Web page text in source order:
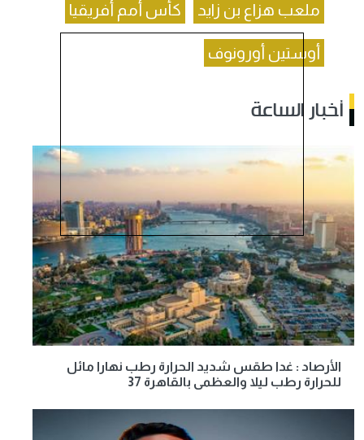
ملعب هزاع بن زايد كأس أمم أفريقيا
أوستين أورونوف
أخبار الساعة
الأرصاد : غدا طقس شديد الحرارة رطب نهارا مائل
للحرارة رطب ليلا والعظمى بالقاهرة 37